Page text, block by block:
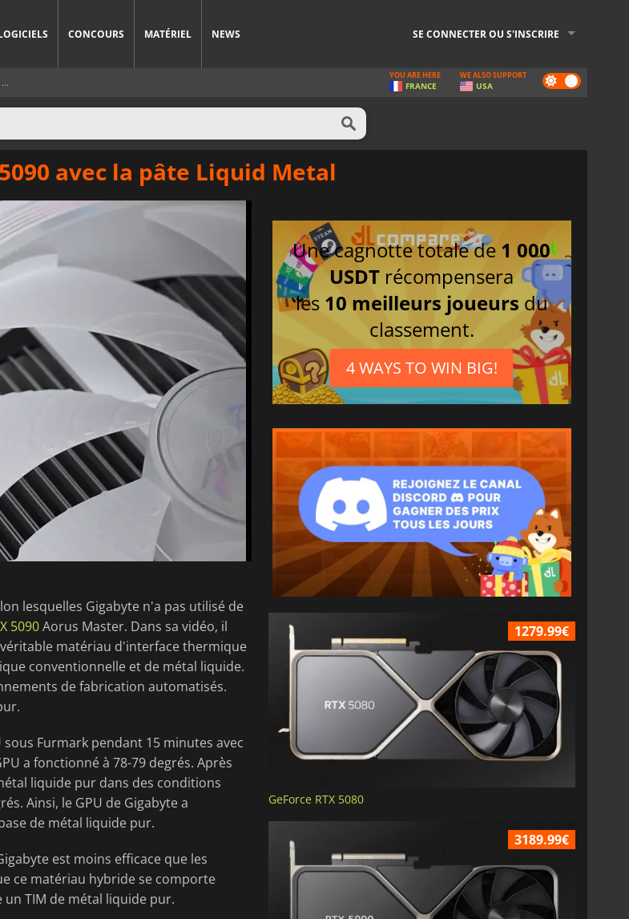
CONCOURS MATÉRIEL NEWS SE CONNECTER OU S'INSCRIRE
Dark
mode
YOU ARE HERE
FRANCE
WE ALSO SUPPORT
USA
avec la pâte Liquid Metal
lesquelles Gigabyte n'a pas utilisé de
5090Aorus Master. Dans sa vidéo, il
matériau d'interface thermique
conventionnelle et de métal liquide.
de fabrication automatisés.
Furmark pendant 15 minutes avec
a fonctionné à 78-79 degrés. Après
liquide pur dans des conditions
Ainsi, le GPU de Gigabyte a
de métal liquide pur.
est moins efficace que les
ce matériau hybride se comporte
TIM de métal liquide pur.
Une cagnotte totale de 1 000
USDT récompensera
les 10 meilleurs joueurs du
classement.
4 WAYS TO WIN BIG!
1279.99€
GeForce RTX 5080
3189.99€